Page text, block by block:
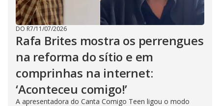
DO R7/11/07/2026
Rafa Brites mostra os perrengues
na reforma do sítio e em
comprinhas na internet:
‘Aconteceu comigo!’
A apresentadora do Canta Comigo Teen ligou o modo